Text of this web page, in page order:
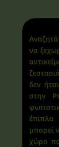
να
δεν
στην
έπιπλα
μπορεί
χώρο